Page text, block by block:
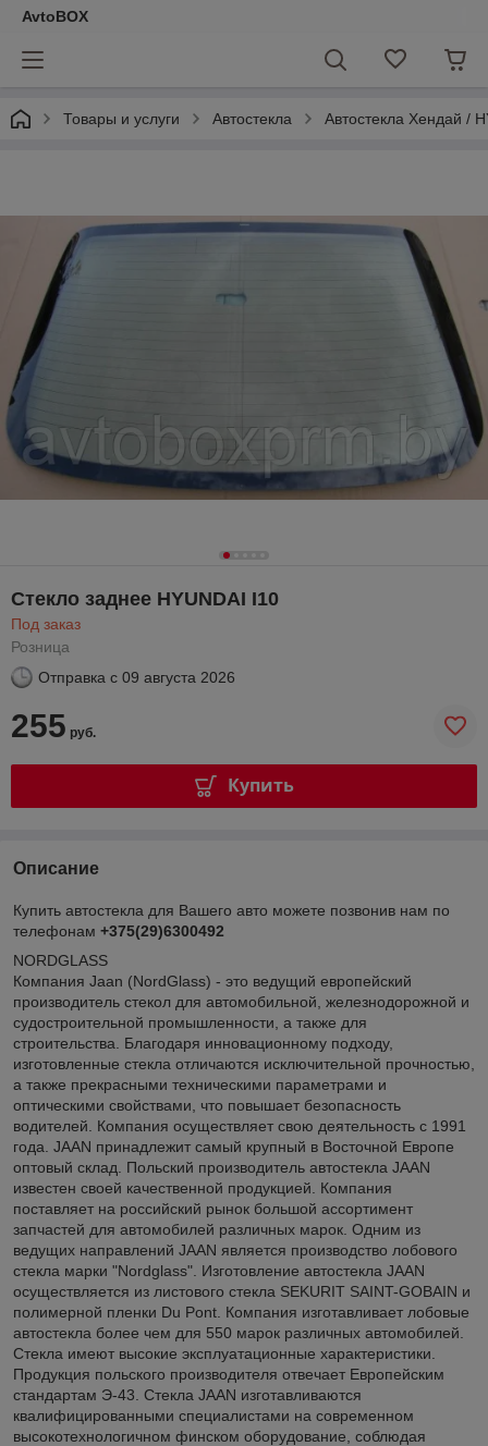
AvtoBOX
Товары и услуги Автостекла Автостекла Хендай /
Стекло заднее HYUNDAI I10
Под заказ
Розница
Отправка с 09 августа 2026
255 руб.
Купить
Описание
Купить автостекла для Вашего авто можете позвонив нам по
телефонам +375(29)6300492
NORDGLASS
Компания Jaan (NordGlass) - это ведущий европейский
производитель стекол для автомобильной, железнодорожной и
судостроительной промышленности, а также для
строительства. Благодаря инновационному подходу,
изготовленные стекла отличаются исключительной прочностью,
а также прекрасными техническими параметрами и
оптическими свойствами, что повышает безопасность
водителей. Компания осуществляет свою деятельность с 1991
года. JAAN принадлежит самый крупный в Восточной Европе
оптовый склад. Польский производитель автостекла JAAN
известен своей качественной продукцией. Компания
поставляет на российский рынок большой ассортимент
запчастей для автомобилей различных марок. Одним из
ведущих направлений JAAN является производство лобового
стекла марки "Nordglass". Изготовление автостекла JAAN
осуществляется из листового стекла SEKURIT SAINT-GOBAIN и
полимерной пленки Du Pont. Компания изготавливает лобовые
автостекла более чем для 550 марок различных автомобилей.
Стекла имеют высокие эксплуатационные характеристики.
Продукция польского производителя отвечает Европейским
стандартам Э-43. Стекла JAAN изготавливаются
квалифицированными специалистами на современном
высокотехнологичном финском оборудование, соблюдая